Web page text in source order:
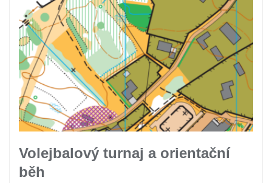
Volejbalový turnaj a orientační
běh